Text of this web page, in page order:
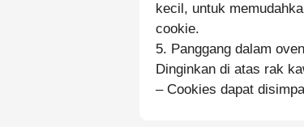
kecil, untuk
cookie.
5. Panggang dalam
Dinginkan di atas rak
– Cookies dapat